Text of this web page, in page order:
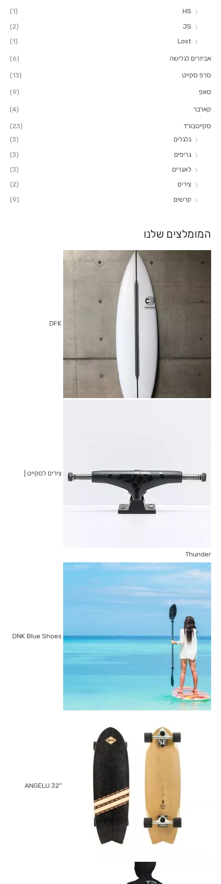
HS
(1)
JS
(2)
Lost
(1)
אביזרים לגלישה (6)
סרפ סקייט (13)
סאפ (9)
קארבר (4)
סקייטבורד
(23)
גלגלים
(3)
גריפים
(3)
לאגרים
(3)
צירים
(2)
קרשים
(9)
המומלצים שלנו
DFK
צירים לסקייט |
Thunder
DNK Blue Shoes
"ANGELU 32